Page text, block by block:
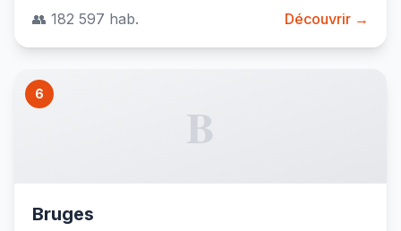
👥 182 597 hab. Découvrir →
6
B
Bruges